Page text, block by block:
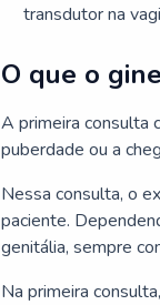
transdutor na
O que o
A primeira consulta
puberdade ou a
Nessa consulta, o
paciente.
genitália, sempre
Na primeira